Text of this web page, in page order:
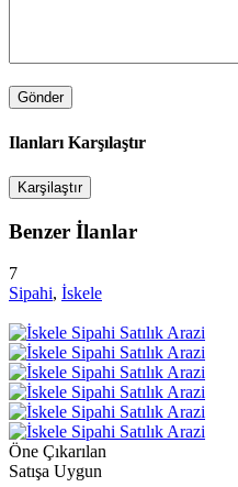
Ilanları Karşılaştır
Karşilaştır
Benzer İlanlar
7
Sipahi, İskele
Öne Çıkarılan
Satışa Uygun